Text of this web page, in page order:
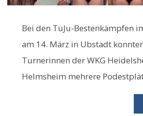
Bei den TuJu-Bestenkämpfen
am 14. März in Ubstadt
Turnerinnen der WKG
Helmsheim mehrere